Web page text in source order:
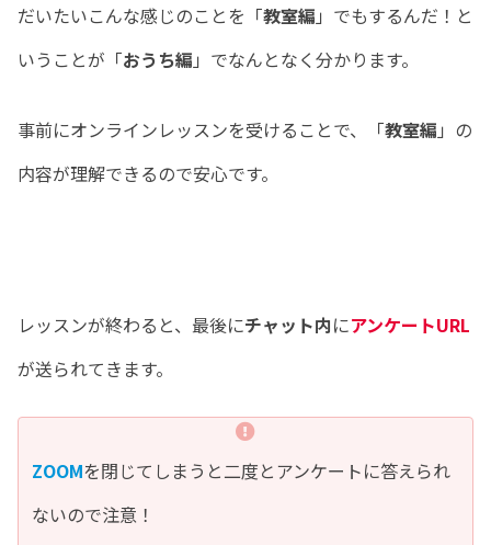
だいたいこんな感じのことを「教室編 」でもするんだ！と
いうことが「おうち編 」でなんとなく分かります。
事前にオンラインレッスンを受けることで、「教室編 」の
内容が理解できるので安心です。
レッスンが終わると、最後にチャット内にアンケートURL
が送られてきます。
ZOOMを閉じてしまうと二度とアンケートに答えられ
ないので注意！